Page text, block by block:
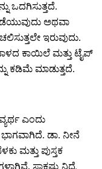
ಒದಗಿಸುತ್ತದೆ.
ಅಥವಾ
ಇರುವುದು.
ಕಾಯಿಲೆ ಮತ್ತು ಟೈಪ್
ಕಡಿಮೆ ಮಾಡುತ್ತದೆ.
ಎಂದು
ಡಾ. ನೀನೆ
ಮತ್ತು ಪುಸ್ತಕ
ಸಾಕಷ್ಟು ನಿದ್ರೆ